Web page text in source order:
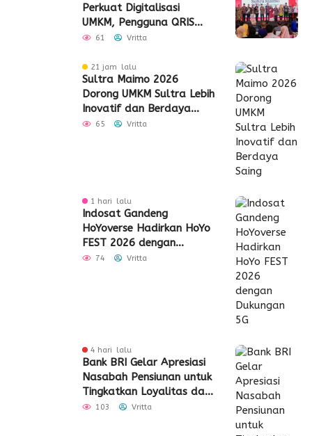
Perkuat Digitalisasi
UMKM, Pengguna QRIS
Tembus 350 Ribu
61 Vritta
21 jam lalu
Sultra Maimo 2026
Dorong UMKM Sultra Lebih
Inovatif dan Berdaya
Saing
65 Vritta
1 hari lalu
Indosat Gandeng
HoYoverse Hadirkan HoYo
FEST 2026 dengan
Dukungan 5G
74 Vritta
4 hari lalu
Bank BRI Gelar Apresiasi
Nasabah Pensiunan untuk
Tingkatkan Loyalitas dan
Pengalaman Layanan
103 Vritta